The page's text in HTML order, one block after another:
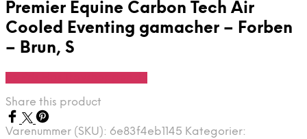
Premier Equine Carbon Tech Air
Cooled Eventing gamacher – Forben
– Brun, S
Share this product
Varenummer (SKU): 6e83f4eb1145 Kategorier: